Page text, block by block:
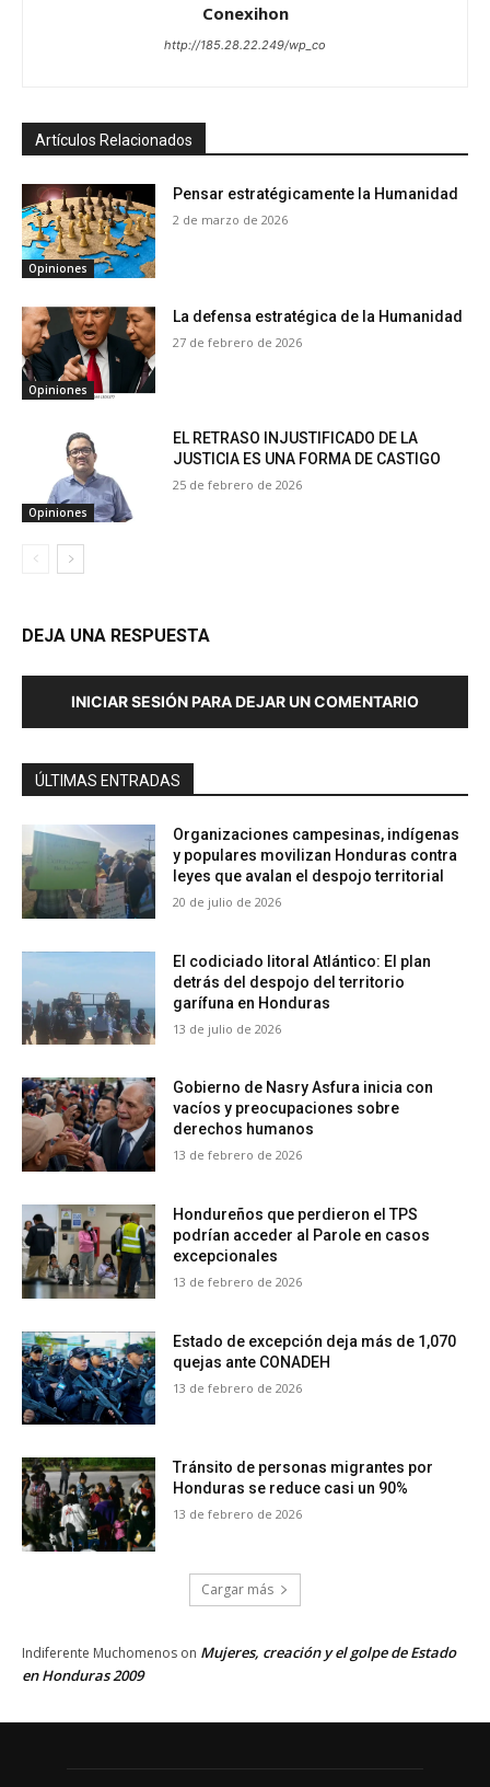
Conexihon
http://185.28.22.249/wp_co
Artículos Relacionados
Opiniones
Pensar estratégicamente la Humanidad
2 de marzo de 2026
Opiniones
La defensa estratégica de la Humanidad
27 de febrero de 2026
Opiniones
EL RETRASO INJUSTIFICADO DE LA
JUSTICIA ES UNA FORMA DE CASTIGO
25 de febrero de 2026
DEJA UNA RESPUESTA
INICIAR SESIÓN PARA DEJAR UN COMENTARIO
ÚLTIMAS ENTRADAS
Organizaciones campesinas, indígenas
y populares movilizan Honduras contra
leyes que avalan el despojo territorial
20 de julio de 2026
El codiciado litoral Atlántico: El plan
detrás del despojo del territorio
garífuna en Honduras
13 de julio de 2026
Gobierno de Nasry Asfura inicia con
vacíos y preocupaciones sobre
derechos humanos
13 de febrero de 2026
Hondureños que perdieron el TPS
podrían acceder al Parole en casos
excepcionales
13 de febrero de 2026
Estado de excepción deja más de 1,070
quejas ante CONADEH
13 de febrero de 2026
Tránsito de personas migrantes por
Honduras se reduce casi un 90%
13 de febrero de 2026
Cargar más
Indiferente Muchomenos on Mujeres, creación y el golpe de Estado
en Honduras 2009